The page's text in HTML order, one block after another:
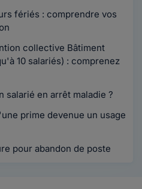
fériés : comprendre vos
collective Bâtiment
10 salariés) : comprenez
salarié en arrêt maladie ?
prime devenue un usage
pour abandon de poste